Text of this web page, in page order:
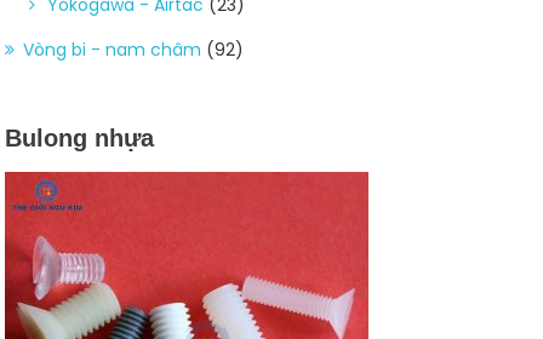
Vòng bi - nam châm (92)
Bulong nhựa